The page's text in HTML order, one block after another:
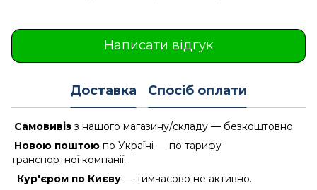
Написати відгук
Доставка Спосіб оплати
Самовивіз з нашого магазину/складу — безкоштовно.
Новою поштою по Україні — по тарифу
транспортної компанії.
Кур'єром по Києву — тимчасово не активно.